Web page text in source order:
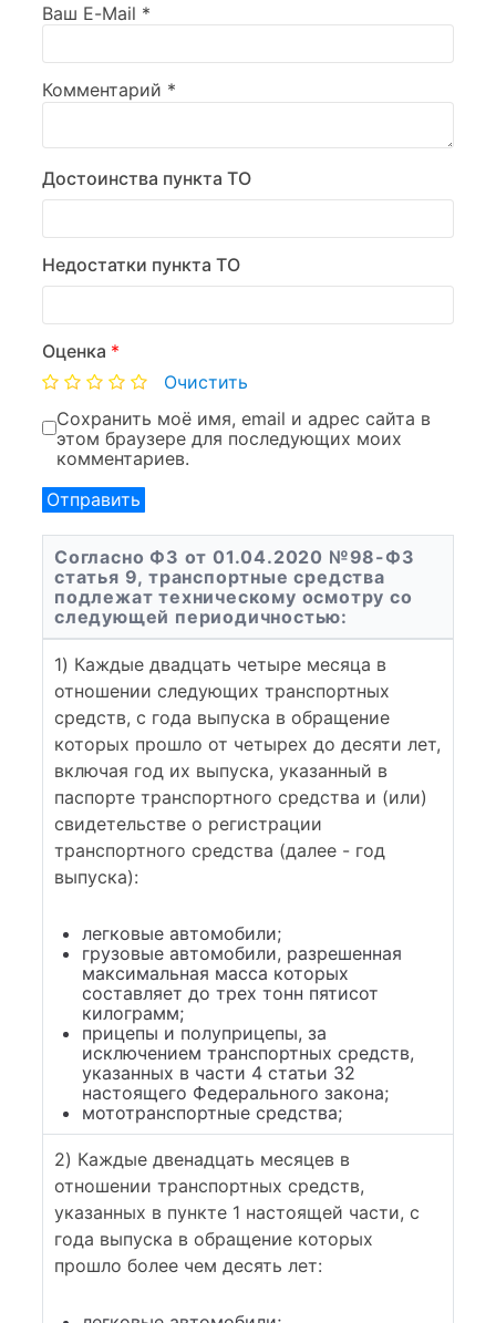
Ваш E-Mail *
Комментарий *
Достоинства пункта ТО
Недостатки пункта ТО
Оценка *
Очистить
Сохранить моё имя, email и адрес сайта в
этом браузере для последующих моих
комментариев.
Согласно ФЗ от 01.04.2020 №98-ФЗ
статья 9, транспортные средства
подлежат техническому осмотру со
следующей периодичностью:
1) Каждые двадцать четыре месяца в
отношении следующих транспортных
средств, с года выпуска в обращение
которых прошло от четырех до десяти лет,
включая год их выпуска, указанный в
паспорте транспортного средства и (или)
свидетельстве о регистрации
транспортного средства (далее - год
выпуска):
легковые автомобили;
грузовые автомобили, разрешенная
максимальная масса которых
составляет до трех тонн пятисот
килограмм;
прицепы и полуприцепы, за
исключением транспортных средств,
указанных в части 4 статьи 32
настоящего Федерального закона;
мототранспортные средства;
2) Каждые двенадцать месяцев в
отношении транспортных средств,
указанных в пункте 1 настоящей части, с
года выпуска в обращение которых
прошло более чем десять лет: